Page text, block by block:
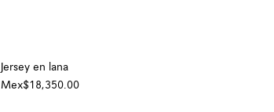
Jersey en lana
Mex$18,350.00